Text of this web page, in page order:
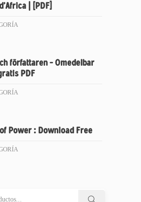
| [PDF]
författaren – Omedelbar
PDF
Power : Download Free